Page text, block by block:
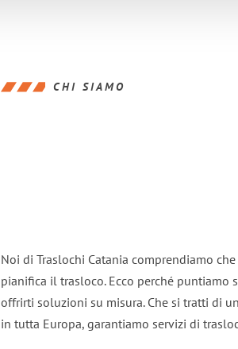
CHI SIAMO
Noi di Traslochi Catania comprendiamo
pianifica il trasloco. Ecco perché puntiamo
offrirti soluzioni su misura. Che si tratti di
in tutta Europa, garantiamo servizi di